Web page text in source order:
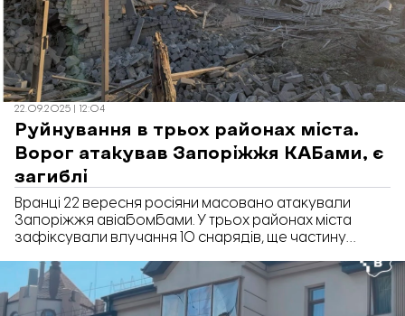
22.09.2025 | 12:04
Руйнування в трьох районах міста.
Ворог атакував Запоріжжя КАБами, є
загиблі
Вранці 22 вересня росіяни масовано атакували
Запоріжжя авіабомбами. У трьох районах міста
зафіксували влучання 10 снарядів, ще частину
повідомив очільник Запорізької обласної
військової адміністрації Іван Федоров.